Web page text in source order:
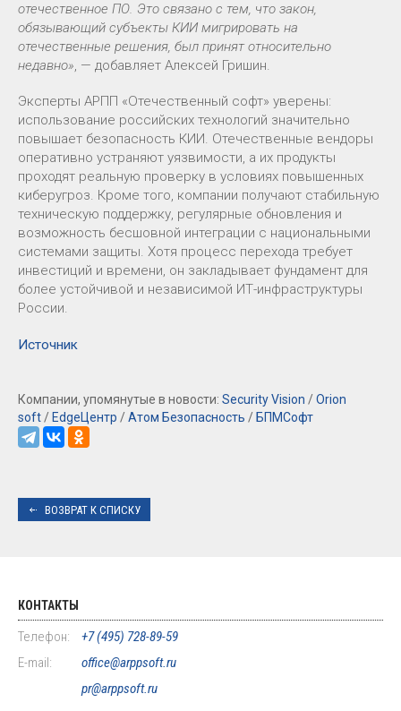
отечественное ПО. Это связано с тем, что закон,
обязывающий субъекты КИИ мигрировать на
отечественные решения, был принят относительно
недавно», — добавляет Алексей Гришин.
Эксперты АРПП «Отечественный софт» уверены:
использование российских технологий значительно
повышает безопасность КИИ. Отечественные вендоры
оперативно устраняют уязвимости, а их продукты
проходят реальную проверку в условиях повышенных
киберугроз. Кроме того, компании получают стабильную
техническую поддержку, регулярные обновления и
возможность бесшовной интеграции с национальными
системами защиты. Хотя процесс перехода требует
инвестиций и времени, он закладывает фундамент для
более устойчивой и независимой ИТ-инфраструктуры
России.
Источник
Компании, упомянутые в новости: Security Vision /Orion
soft / EdgeЦентр /Атом Безопасность / БПМСофт
ВОЗВРАТ К СПИСКУ
КОНТАКТЫ
Телефон:
+7 (495) 728-89-59
E-mail:
office@arppsoft.ru
pr@arppsoft.ru